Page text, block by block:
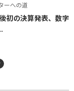
ーへの道
初の決算発表、数字